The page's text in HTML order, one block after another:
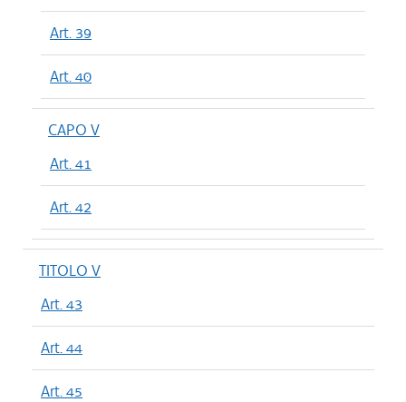
Art. 39
Art. 40
CAPO V
Art. 41
Art. 42
TITOLO V
Art. 43
Art. 44
Art. 45